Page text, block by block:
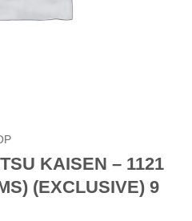
KAISEN – 1121
(EXCLUSIVE) 9